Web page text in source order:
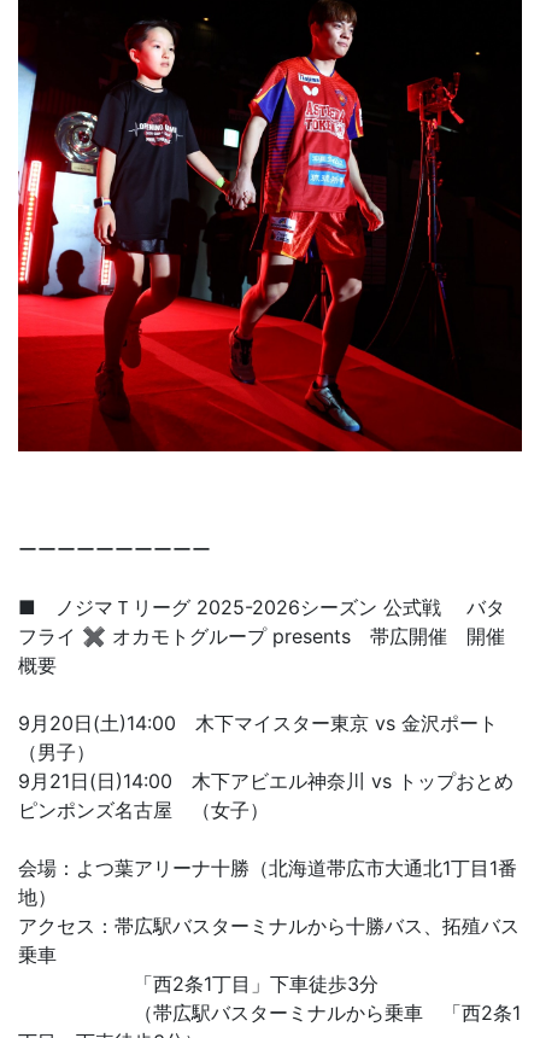
ーーーーーーーーーー
■ ノジマＴリーグ 2025-2026シーズン 公式戦 バタ
フライ ✖ オカモトグループ presents 帯広開催 開催
概要
9月20日(土)14:00 木下マイスター東京 vs 金沢ポート
（男子）
9月21日(日)14:00 木下アビエル神奈川 vs トップおとめ
ピンポンズ名古屋 （女子）
会場：よつ葉アリーナ十勝（北海道帯広市大通北1丁目1番
地）
アクセス：帯広駅バスターミナルから十勝バス、拓殖バス
乗車
「西2条1丁目」下車徒歩3分
（帯広駅バスターミナルから乗車 「西2条1